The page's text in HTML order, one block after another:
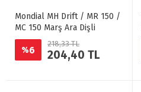
Mondial MH Drift / MR 150 /
MC 150 Marş Ara Dişli
%6
218,33 TL
204,40 TL